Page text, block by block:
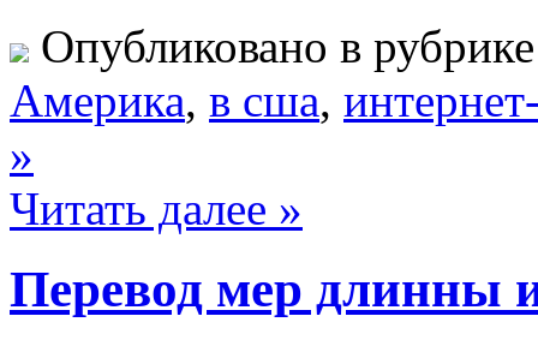
Опубликовано в
Америка, в сша,
»
Читать далее »
Перевод мер длинны